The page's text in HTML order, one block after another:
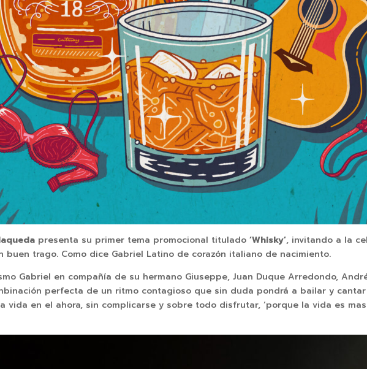
presenta su primer tema promocional titulado‘Whisky’, invitando a la
buen trago. Como dice Gabriel Latino de corazón italiano de nacimiento.
Gabriel en compañía de su hermano Giuseppe, Juan Duque Arredondo,
perfecta de un ritmo contagioso que sin duda pondrá a bailar y
vida en el ahora, sin complicarse y sobre todo disfrutar, ‘porque la vida es